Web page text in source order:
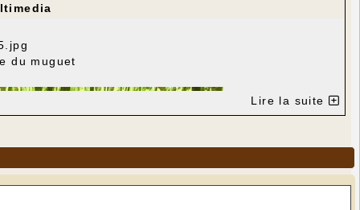
du muguet
Lire la suite